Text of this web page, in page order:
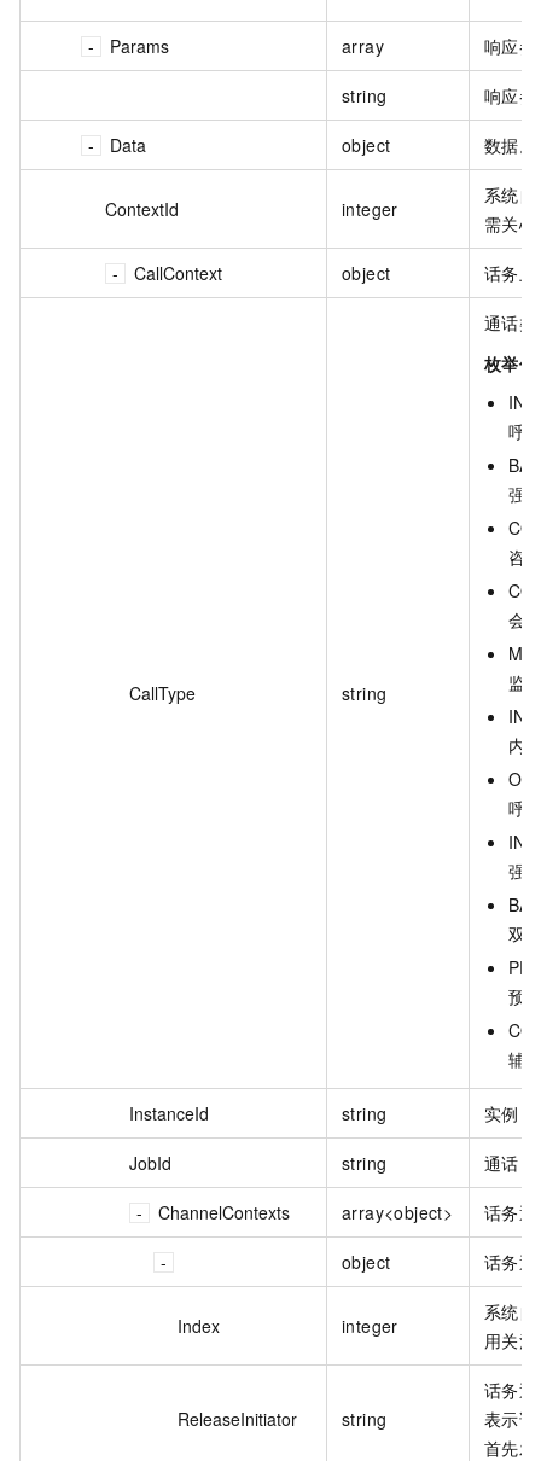
Params array 响应
string 响应参
Data object 数据。
ContextId integer
系统
需关心
CallContext object 话务
CallType string
通话类
枚举值
呼
强
咨
会
监
内
呼
强
双
预
辅
InstanceId string 实例
JobId string 通话
ChannelContexts array<object> 话务
object 话务通
Index integer
系统
用关
ReleaseInitiator string
话务
表示
首先